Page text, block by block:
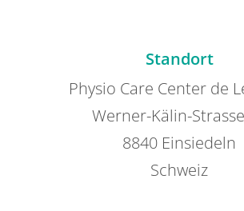
Standort
Physio Care Center de
Werner-Kälin-
8840 Einsiedeln
Schweiz